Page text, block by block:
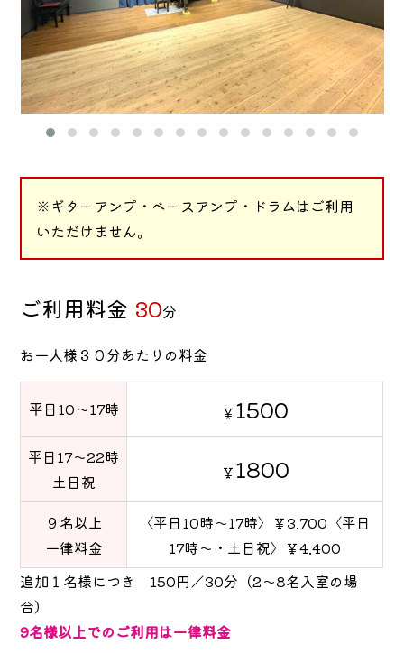
※ギターアンプ・ベースアンプ・ドラムはご利用
いただけません。
ご利用料金 30分
お一人様３０分あたりの料金
平日10～17時 ￥1500
平日17～22時
土日祝
￥1800
９名以上
一律料金
〈平日10時～17時〉￥3.700〈平日
17時～・土日祝〉￥4.400
追加１名様につき 150円／30分（2～8名入室の場
合）
9名様以上でのご利用は一律料金